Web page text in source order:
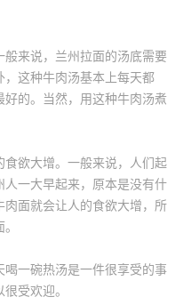
来说，兰州拉面的汤底需要
这种牛肉汤基本上每天都
的。当然，用这种牛肉汤煮
欲大增。一般来说，人们起
一大早起来，原本是没有什
面就会让人的食欲大增，所
一碗热汤是一件很享受的事
受欢迎。